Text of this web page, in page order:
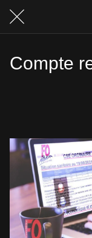
Compte